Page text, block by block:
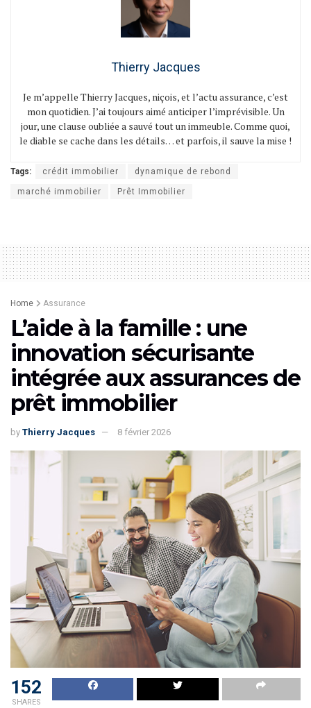
Thierry Jacques
Je m’appelle Thierry Jacques, niçois, et l’actu assurance, c’est
mon quotidien. J’ai toujours aimé anticiper l’imprévisible. Un
jour, une clause oubliée a sauvé tout un immeuble. Comme quoi,
le diable se cache dans les détails… et parfois, il sauve la mise !
Tags: crédit immobilier dynamique de rebond
marché immobilier Prêt Immobilier
Home Assurance
L’aide à la famille : une
innovation sécurisante
intégrée aux assurances de
prêt immobilier
by Thierry Jacques 8 février 2026
152
SHARES